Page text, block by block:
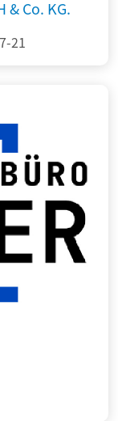
Co. KG.
21